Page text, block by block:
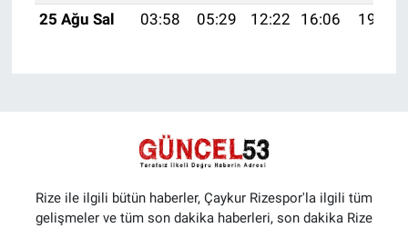
25 Ağu Sal
03:58 05:29 12:22 16:06 19:05
Rize ile ilgili bütün haberler, Çaykur Rizespor'la ilgili tüm
gelişmeler ve tüm son dakika haberleri, son dakika Rize